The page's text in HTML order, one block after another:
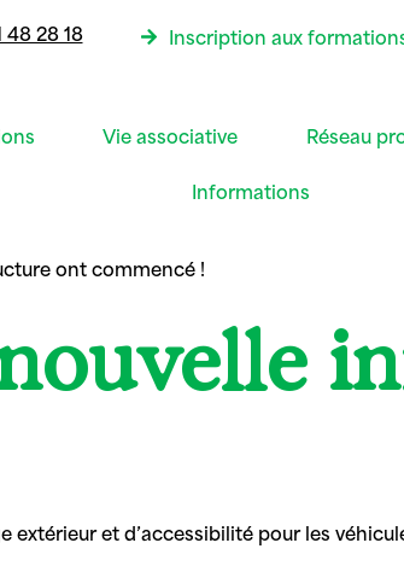
48 28 18 Inscription aux
Vie associative Réseau
Informations
ont commencé !
et d’accessibilité pour les